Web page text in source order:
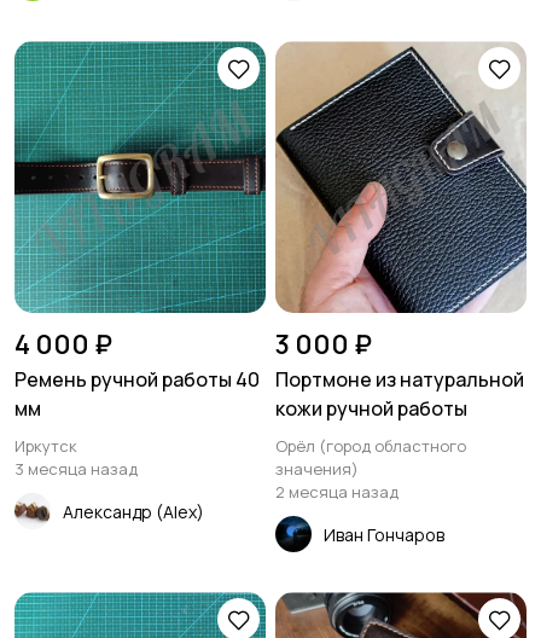
4 000 ₽
Ремень ручной работы 40
мм
Иркутск
3 месяца назад
Александр (Alex)
3 000 ₽
Портмоне из натуральной
кожи ручной работы
Орёл (город областного
значения)
2 месяца назад
Иван Гончаров